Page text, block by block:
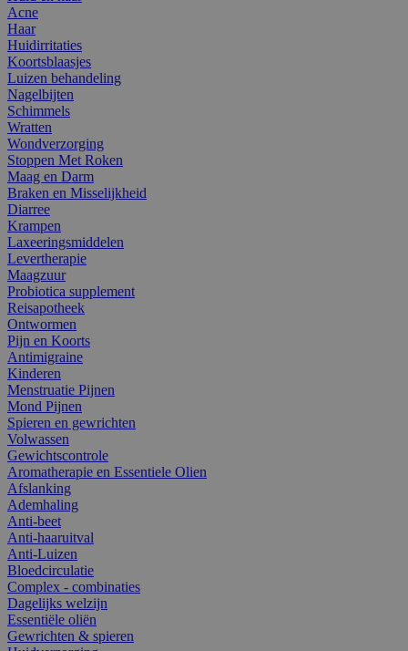
Acne
Haar
Huidirritaties
Koortsblaasjes
Luizen behandeling
Nagelbijten
Schimmels
Wratten
Wondverzorging
Stoppen Met Roken
Maag en Darm
Braken en Misselijkheid
Diarree
Krampen
Laxeeringsmiddelen
Levertherapie
Maagzuur
Probiotica supplement
Reisapotheek
Ontwormen
Pijn en Koorts
Antimigraine
Kinderen
Menstruatie Pijnen
Mond Pijnen
Spieren en gewrichten
Volwassen
Gewichtscontrole
Aromatherapie en Essentiele Olien
Afslanking
Ademhaling
Anti-beet
Anti-haaruitval
Anti-Luizen
Bloedcirculatie
Complex - combinaties
Dagelijks welzijn
Essentiële oliën
Gewrichten & spieren